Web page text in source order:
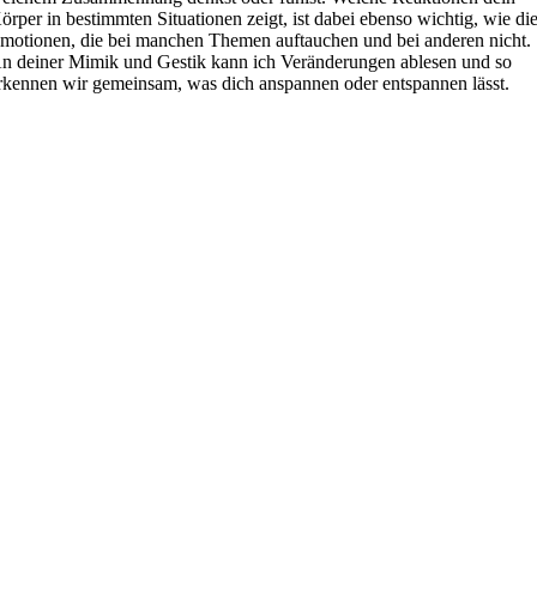
in bestimmten Situationen zeigt, ist dabei ebenso wichtig, wie
die bei manchen Themen auftauchen und bei anderen nicht.
deiner Mimik und Gestik kann ich Veränderungen ablesen und so
wir gemeinsam, was dich anspannen oder entspannen lässt.